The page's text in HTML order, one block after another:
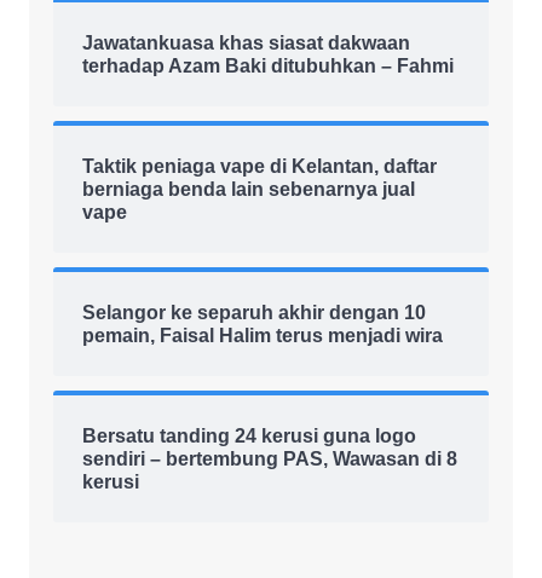
Jawatankuasa khas siasat dakwaan
terhadap Azam Baki ditubuhkan – Fahmi
Taktik peniaga vape di Kelantan, daftar
berniaga benda lain sebenarnya jual
vape
Selangor ke separuh akhir dengan 10
pemain, Faisal Halim terus menjadi wira
Bersatu tanding 24 kerusi guna logo
sendiri – bertembung PAS, Wawasan di 8
kerusi